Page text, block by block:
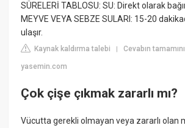
SÜRELERİ TABLOSU: SU: Direkt olarak
MEYVE VEYA SEBZE SULARI: 15-20
ulaşır.
Kaynak kaldırma talebi |Cevabın
yasemin.com
Çok çişe çıkmak zararlı mı?
Vücutta gerekli olmayan veya zararlı olan